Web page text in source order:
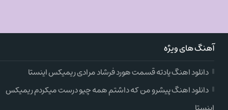
آهنگ های ویژه
دانلود اهنگ یادته قسمت هورد فرشاد مرادی ریمیکس اینستا
دانلود اهنگ پیشرو من که داشتم همه چیو درست میکردم ریمیکس